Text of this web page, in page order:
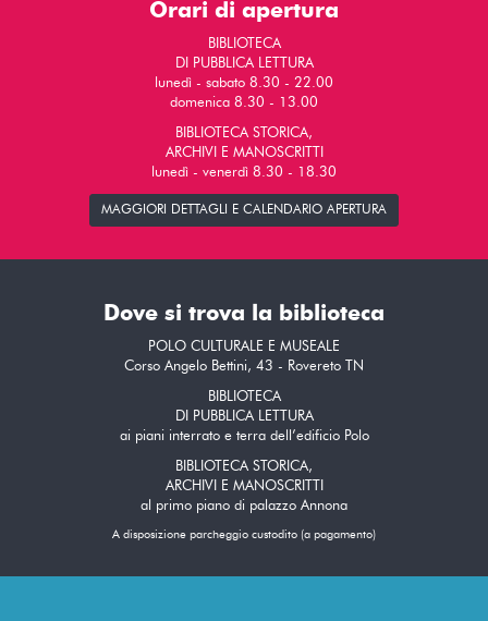
Orari di apertura
BIBLIOTECA
DI PUBBLICA LETTURA
lunedì - sabato 8.30 - 22.00
domenica 8.30 - 13.00
BIBLIOTECA STORICA,
ARCHIVI E MANOSCRITTI
lunedì - venerdì 8.30 - 18.30
MAGGIORI DETTAGLI E CALENDARIO APERTURA
Dove si trova la biblioteca
POLO CULTURALE E MUSEALE
Corso Angelo Bettini, 43 - Rovereto TN
BIBLIOTECA
DI PUBBLICA LETTURA
ai piani interrato e terra dell’edificio Polo
BIBLIOTECA STORICA,
ARCHIVI E MANOSCRITTI
al primo piano di palazzo Annona
A disposizione parcheggio custodito (a pagamento)